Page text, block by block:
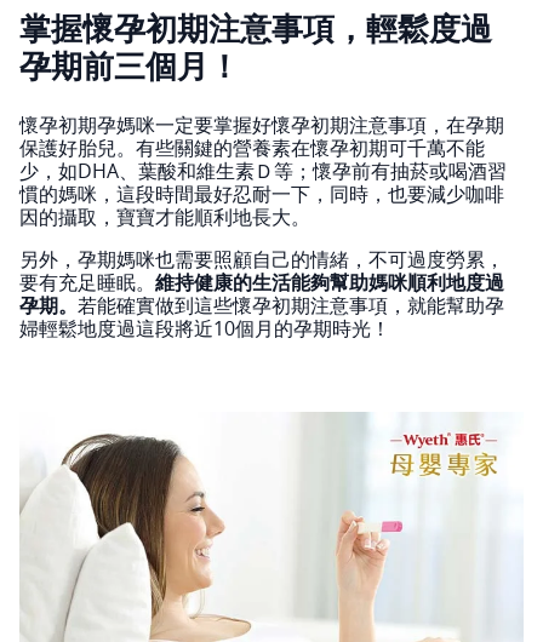
掌握懷孕初期注意事項，輕鬆度過
孕期前三個月！
懷孕初期孕媽咪一定要掌握好懷孕初期注意事項，在孕期
保護好胎兒。有些關鍵的營養素在懷孕初期可千萬不能
少，如DHA、葉酸和維生素Ｄ等；懷孕前有抽菸或喝酒習
慣的媽咪，這段時間最好忍耐一下，同時，也要減少咖啡
因的攝取，寶寶才能順利地長大。
另外，孕期媽咪也需要照顧自己的情緒，不可過度勞累，
要有充足睡眠。 維持健康的生活能夠幫助媽咪順利地度過
孕期。 若能確實做到這些懷孕初期注意事項，就能幫助孕
婦輕鬆地度過這段將近10個月的孕期時光！